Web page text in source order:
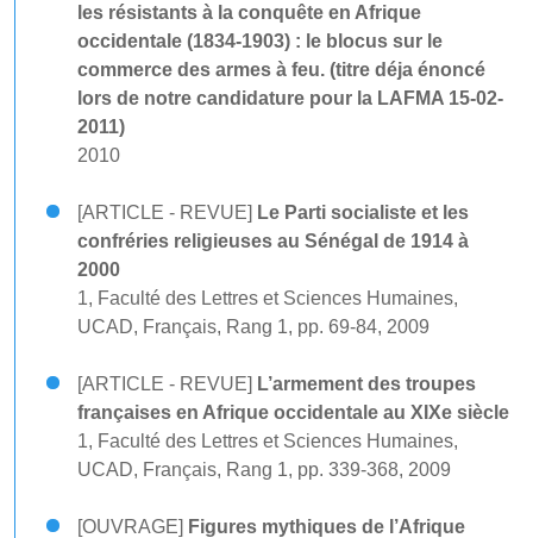
les résistants à la conquête en Afrique
occidentale (1834-1903) : le blocus sur le
commerce des armes à feu. (titre déja énoncé
lors de notre candidature pour la LAFMA 15-02-
2011)
2010
[ARTICLE - REVUE] Le Parti socialiste et les
confréries religieuses au Sénégal de 1914 à
2000
1, Faculté des Lettres et Sciences Humaines,
UCAD, Français, Rang 1, pp. 69-84, 2009
[ARTICLE - REVUE] L’armement des troupes
françaises en Afrique occidentale au XIXe siècle
1, Faculté des Lettres et Sciences Humaines,
UCAD, Français, Rang 1, pp. 339-368, 2009
[OUVRAGE] Figures mythiques de l’Afrique